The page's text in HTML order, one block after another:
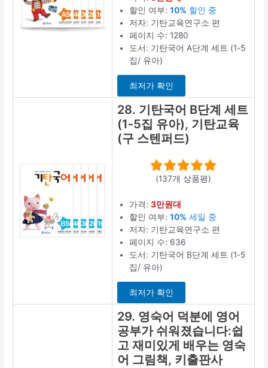
할인 여부:10% 할인 중
저자: 기탄교육연구소 편
페이지 수: 1280
도서: 기탄국어 A단계 세트 (1-5
집/ 유아)
최저가 확인
28. 기탄국어 B단계 세트
(1-5집 유아), 기탄교육
(구 스텐퍼드)
(137개 상품평)
가격:3만원대
할인 여부:10% 세일 중
저자: 기탄교육연구소 편
페이지 수: 636
도서: 기탄국어 B단계 세트 (1-5
집/ 유아)
최저가 확인
29. 영숙어 덕분에 영어
공부가 쉬워졌습니다:쉽
고 재미있게 배우는 영숙
어 그림책, 키출판사